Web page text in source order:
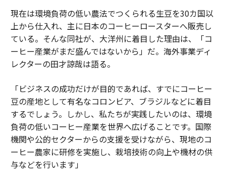
現在は環境負荷の低い農法でつくられる生豆を30カ国以
上から仕入れ、主に日本のコーヒーロースターへ販売し
ている。そんな同社が、大洋州に着目した理由は、「コ
ーヒー産業がまだ盛んではないから」だ。海外事業ディ
レクターの田才諒哉は語る。
「ビジネスの成功だけが目的であれば、すでにコーヒー
豆の産地として有名なコロンビア、ブラジルなどに着目
するでしょう。しかし、私たちが実践したいのは、環境
負荷の低いコーヒー産業を世界へ広げることです。国際
機関や公的セクターからの支援を受けながら、現地のコ
ーヒー農家に研修を実施し、栽培技術の向上や機材の供
与などを行います」